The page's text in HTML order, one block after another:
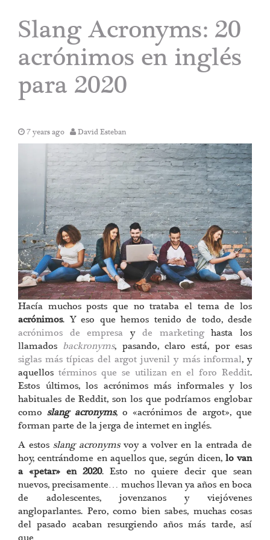
Slang Acronyms: 20
acrónimos en inglés
para 2020
7 years ago David Esteban
Hacía muchos posts que no trataba el tema de los
acrónimos. Y eso que hemos tenido de todo, desde
acrónimos de empresay de marketinghasta los
llamados backronyms, pasando, claro está, por esas
siglas más típicas del argot juvenil y más informal, y
aquellos términos que se utilizan en el foro Reddit.
Estos últimos, los acrónimos más informales y los
habituales de Reddit, son los que podríamos englobar
comoslang acronyms, o «acrónimos de argot», que
forman parte de la jerga de internet en inglés.
A estos slang acronymsvoy a volver en la entrada de
hoy, centrándome en aquellos que, según dicen, lo van
a «petar» en 2020. Esto no quiere decir que sean
nuevos, precisamente… muchos llevan ya años en boca
de adolescentes, jovenzanos y viejóvenes
angloparlantes. Pero, como bien sabes, muchas cosas
del pasado acaban resurgiendo años más tarde, así